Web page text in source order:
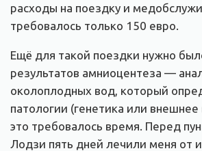
расходы на поездку и
требовалось только 150 евро.
Ещё для такой поездки нужно
результатов амниоцентеза —
околоплодных вод, который
патологии (генетика или
это требовалось время. Перед
Лодзи пять дней лечили меня от